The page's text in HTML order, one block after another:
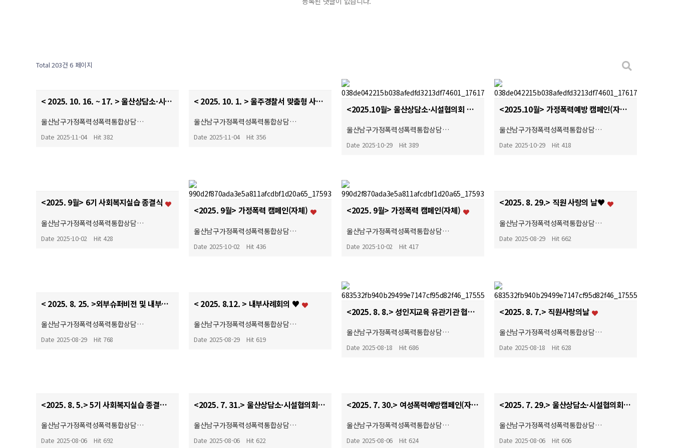
Total 203건 6 페이지
< 2025. 10. 16. ~ 17. > 울산상담소·시설협의회 종사자소진방지예방을 위한 쉼 프로그램
울산남구가정폭력성폭력통합상담…
Date 2025-11-04 Hit 382
< 2025. 10. 1. > 울주경찰서 맞춤형 사례회의 ♥
울산남구가정폭력성폭력통합상담…
Date 2025-11-04 Hit 356
<2025.10월> 울산상담소·시설협의회 여성폭력예방캠페인
울산남구가정폭력성폭력통합상담…
Date 2025-10-29 Hit 389
<2025.10월> 가정폭력예방 캠페인(자체)
울산남구가정폭력성폭력통합상담…
Date 2025-10-29 Hit 418
<2025. 9월> 6기 사회복지실습 종결식
울산남구가정폭력성폭력통합상담…
Date 2025-10-02 Hit 428
<2025. 9월> 가정폭력 캠페인(자체)
울산남구가정폭력성폭력통합상담…
Date 2025-10-02 Hit 436
<2025. 9월> 가정폭력 캠페인(자체)
울산남구가정폭력성폭력통합상담…
Date 2025-10-02 Hit 417
<2025. 8. 29.> 직원 사랑의 날♥
울산남구가정폭력성폭력통합상담…
Date 2025-08-29 Hit 662
< 2025. 8. 25. >외부슈퍼비전 및 내부사례회의♥
울산남구가정폭력성폭력통합상담…
Date 2025-08-29 Hit 768
< 2025. 8.12. > 내부사례회의 ♥
울산남구가정폭력성폭력통합상담…
Date 2025-08-29 Hit 619
<2025. 8. 8.> 성인지교육 유관기관 협의회
울산남구가정폭력성폭력통합상담…
Date 2025-08-18 Hit 686
<2025. 8. 7.> 직원사랑의날
울산남구가정폭력성폭력통합상담…
Date 2025-08-18 Hit 628
<2025. 8. 5.> 5기 사회복지실습 종결식♥
울산남구가정폭력성폭력통합상담…
Date 2025-08-06 Hit 692
<2025. 7. 31.> 울산상담소·시설협의회 여성폭력예방캠페인♥
울산남구가정폭력성폭력통합상담…
Date 2025-08-06 Hit 622
<2025. 7. 30.> 여성폭력예방캠페인(자체)♥
울산남구가정폭력성폭력통합상담…
Date 2025-08-06 Hit 624
<2025. 7. 29.> 울산상담소·시설협의회 여성폭력예방캠페인♥
울산남구가정폭력성폭력통합상담…
Date 2025-08-06 Hit 606